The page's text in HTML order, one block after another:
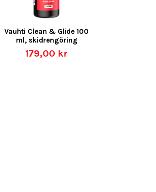
Vauhti Clean & Glide 100
ml, skidrengöring
179,00 kr